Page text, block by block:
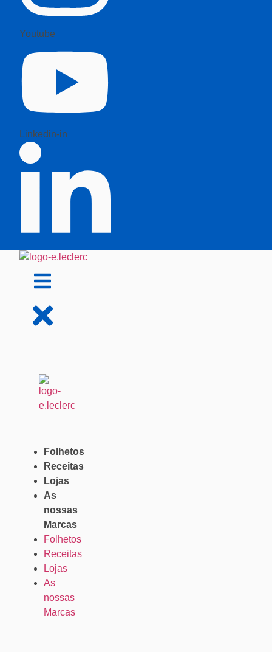
Youtube
Linkedin-in
Folhetos
Receitas
Lojas
As
nossas
Marcas
Folhetos
Receitas
Lojas
As
nossas
Marcas